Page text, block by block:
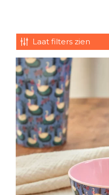
Laat filters zien